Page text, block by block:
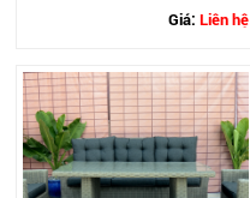
Giá:Liên hệ